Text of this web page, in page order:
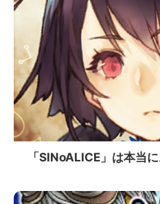
「SINoALICE」は本当